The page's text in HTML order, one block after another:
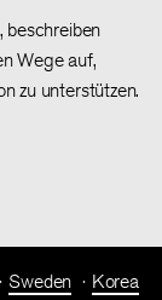
beschreiben
Wege auf,
zu unterstützen.
Sweden Korea